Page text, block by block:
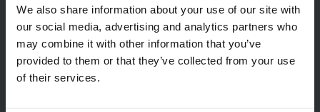
We also share information about your use of our site with
our social media, advertising and analytics partners who
may combine it with other information that you’ve
provided to them or that they’ve collected from your use
of their services.